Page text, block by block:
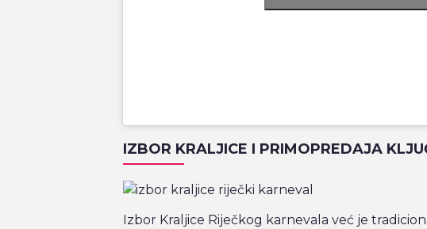
IZBOR KRALJICE I PRIMOPREDAJA
Izbor Kraljice Riječkog karnevala već je